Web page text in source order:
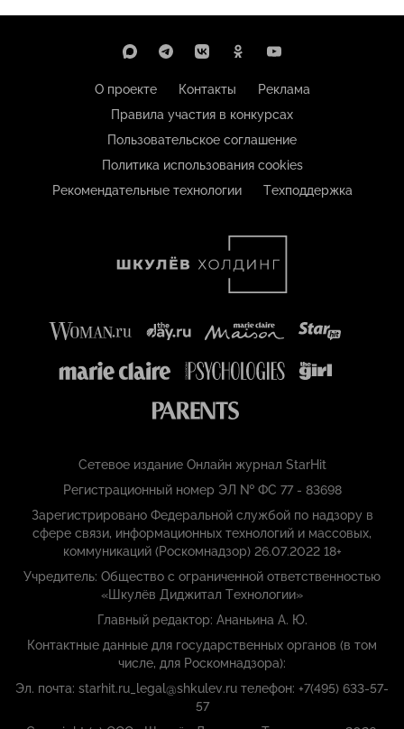
О проекте Контакты
Реклама
Правила участия в конкурсах
Пользовательское соглашение
Политика использования cookies
Рекомендательные технологии
Техподдержка
Сетевое издание Онлайн журнал StarHit
Регистрационный номер ЭЛ № ФС 77 - 83698
Зарегистрировано Федеральной службой по надзору в
сфере связи, информационных технологий и массовых,
коммуникаций (Роскомнадзор) 26.07.2022 18+
Учредитель: Общество с ограниченной ответственностью
«Шкулёв Диджитал Технологии»
Главный редактор: Ананьина А. Ю.
Контактные данные для государственных органов (в том
числе, для Роскомнадзора):
Эл. почта: starhit.ru_legal@shkulev.ru телефон: +7(495) 633-57-
57